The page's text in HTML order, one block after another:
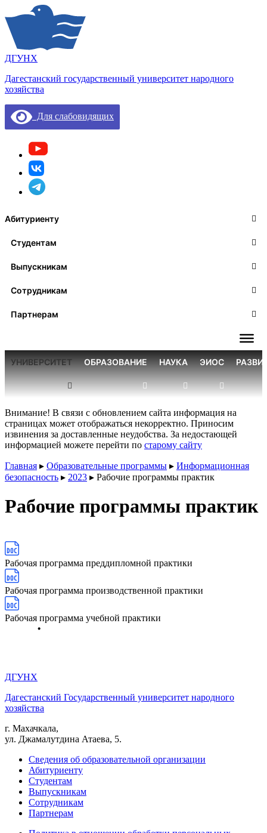
ДГУНХ
Дагестанский государственный университет народного
хозяйства
Для слабовидящих
Абитуриенту
Студентам
Выпускникам
Сотрудникам
Партнерам
УНИВЕРСИТЕТ ОБРАЗОВАНИЕ НАУКА ЭИОС
Внимание! В связи с обновлением сайта информация на
страницах может отображаться некорректно. Приносим
извинения за доставленные неудобства. За недостающей
информацией можете перейти по старому сайту
Главная ▸ Образовательные программы ▸ Информационная
безопасность ▸ 2023 ▸ Рабочие программы практик
Рабочие программы практик
Рабочая программа преддипломной практики
Рабочая программа производственной практики
Рабочая программа учебной практики
ДГУНХ
Дагестанский Государственный университет народного
хозяйства
г. Махачкала,
ул. Джамалутдина Атаева, 5.
Сведения об образовательной организации
Абитуриенту
Студентам
Выпускникам
Сотрудникам
Партнерам